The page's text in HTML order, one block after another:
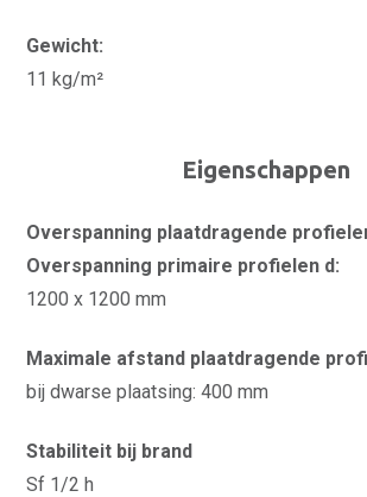
Gewicht:
11 kg/m²
Eigenschappen
Overspanning plaatdragende
Overspanning primaire profielen d:
1200 x 1200 mm
Maximale afstand plaatdragende
bij dwarse plaatsing: 400 mm
Stabiliteit bij brand
Sf 1/2 h